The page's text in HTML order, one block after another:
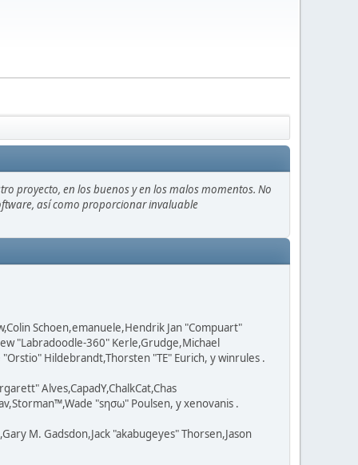
proyecto, en los buenos y en los malos momentos. No
así como proporcionar invaluable
Schoen,emanuele,Hendrik Jan "Compuart"
"Labradoodle-360" Kerle,Grudge,Michael
Hildebrandt,Thorsten "TE" Eurich, y winrules .
Alves,CapadY,ChalkCat,Chas
"sησω" Poulsen, y xenovanis .
M. Gadsdon,Jack "akabugeyes" Thorsen,Jason